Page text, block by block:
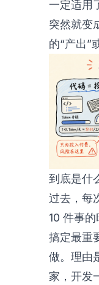
一定适用
突然就变
的“产出”
到底是什
过去，每
10 件事
搞定最重
做。理由
家，开发